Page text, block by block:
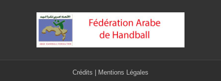
Crédits Mentions Légales